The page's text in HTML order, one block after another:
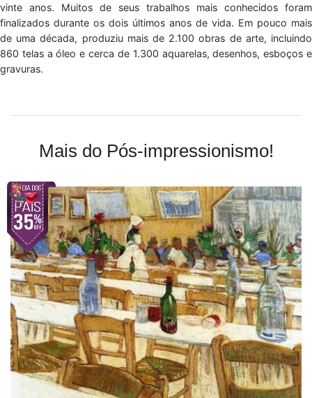
vinte anos. Muitos de seus trabalhos mais conhecidos foram
finalizados durante os dois últimos anos de vida. Em pouco mais
de uma década, produziu mais de 2.100 obras de arte, incluindo
860 telas a óleo e cerca de 1.300 aquarelas, desenhos, esboços e
gravuras.
Mais do Pós-impressionismo!